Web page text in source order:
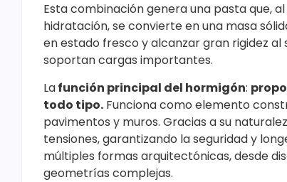
Esta combinación genera una pasta que,
hidratación, se convierte en una masa
en estado fresco y alcanzar gran rigidez
soportan cargas importantes.
Lafunción principal del hormigón:
todo tipo. Funciona como elemento
pavimentos y muros. Gracias a su
tensiones, garantizando la seguridad y
múltiples formas arquitectónicas, desde
geometrías complejas.